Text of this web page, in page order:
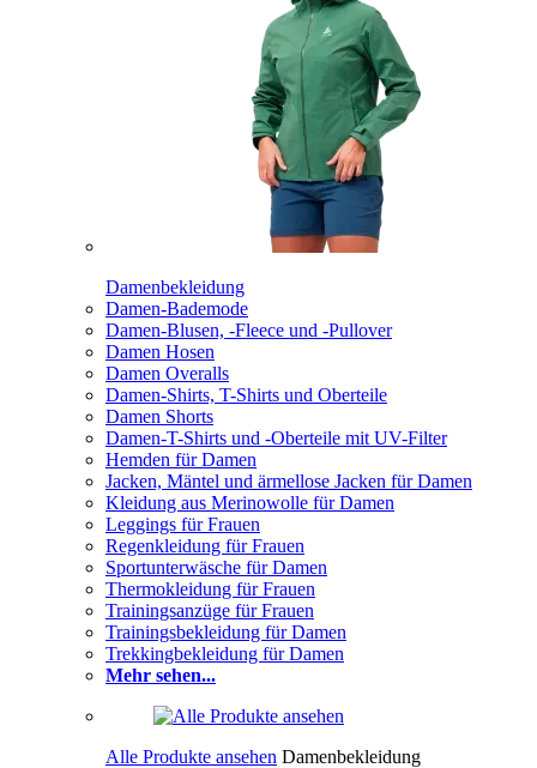
Damenbekleidung
Damen-Bademode
Damen-Blusen, -Fleece und -Pullover
Damen Hosen
Damen Overalls
Damen-Shirts, T-Shirts und Oberteile
Damen Shorts
Damen-T-Shirts und -Oberteile mit UV-Filter
Hemden für Damen
Jacken, Mäntel und ärmellose Jacken für Damen
Kleidung aus Merinowolle für Damen
Leggings für Frauen
Regenkleidung für Frauen
Sportunterwäsche für Damen
Thermokleidung für Frauen
Trainingsanzüge für Frauen
Trainingsbekleidung für Damen
Trekkingbekleidung für Damen
Mehr sehen...
Alle Produkte ansehen Damenbekleidung